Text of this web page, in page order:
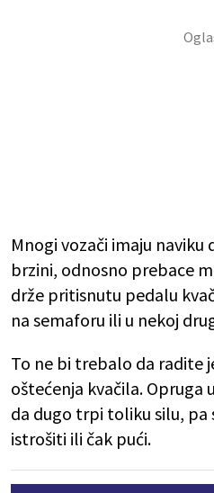
Mnogi vozači imaju
brzini, odnosno prebace
drže pritisnutu pedalu
na semaforu ili u nekoj
To ne bi trebalo da radite
oštećenja kvačila. Opruga
da dugo trpi toliku silu, pa
istrošiti ili čak pući.